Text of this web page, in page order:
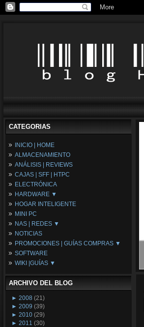
CATEGORIAS
INICIO | HOME
ALMACENAMIENTO
ANÁLISIS | REVIEWS
CAJAS | SFF | HTPC
ELECTRÓNICA
HARDWARE ▼
Fuentes de Alimentación
Memória RAM
Placas Base
Procesadores
Periféricos
Refrigeración
Tarjetas Gráficas
HOGAR INTELIGENTE
MINI PC
NAS | REDES ▼
NAS
Espacio Synology
Redes
NOTICIAS
PROMOCIONES | GUÍAS COMPRAS ▼
Configuraciones Ordenadores
Guías de Compras
SOFTWARE
WIKI |GUÍAS ▼
Wikipedia
ARCHIVO DEL BLOG
► 2008 (21)
► 2009 (39)
► 2010 (29)
► 2011 (30)